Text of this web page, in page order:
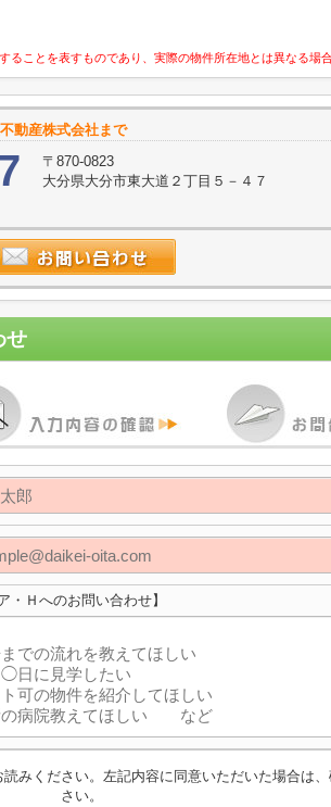
ことを表すものであり、実際の物件所在地とは異なる場合
動産株式会社まで
〒870-0823
大分県大分市東大道２丁目５－４７
せ
・Ｈへのお問い合わせ】
読みください。左記内容に同意いただいた場合は
さい。